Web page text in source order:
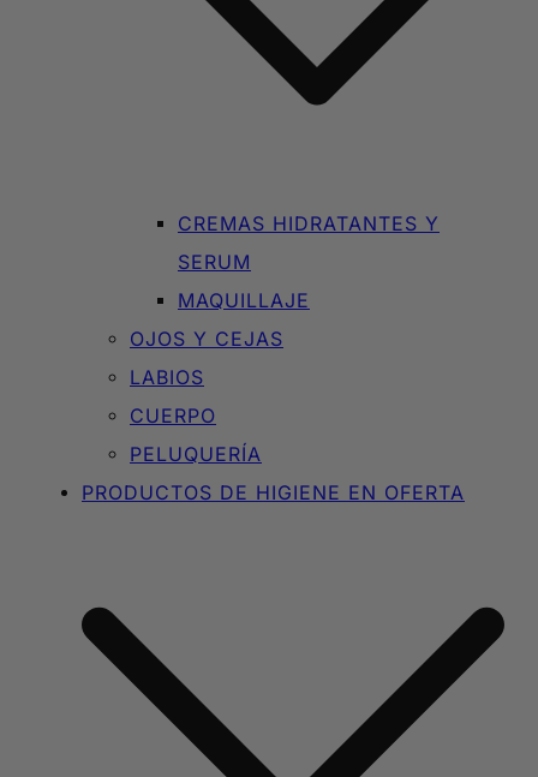
CREMAS HIDRATANTES Y
SERUM
MAQUILLAJE
OJOS Y CEJAS
LABIOS
CUERPO
PELUQUERÍA
PRODUCTOS DE HIGIENE EN OFERTA